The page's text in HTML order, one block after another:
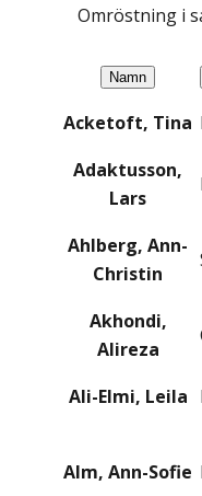
Omröstning i
Namn
Acketoft, Tina
Adaktusson,
Lars
Ahlberg, Ann-
Christin
Akhondi,
Alireza
Ali-Elmi, Leila
Alm, Ann-Sofie